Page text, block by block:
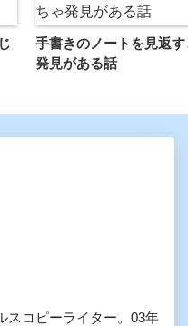
手書きのノートを見返
発見がある話
スコピーライター。03年